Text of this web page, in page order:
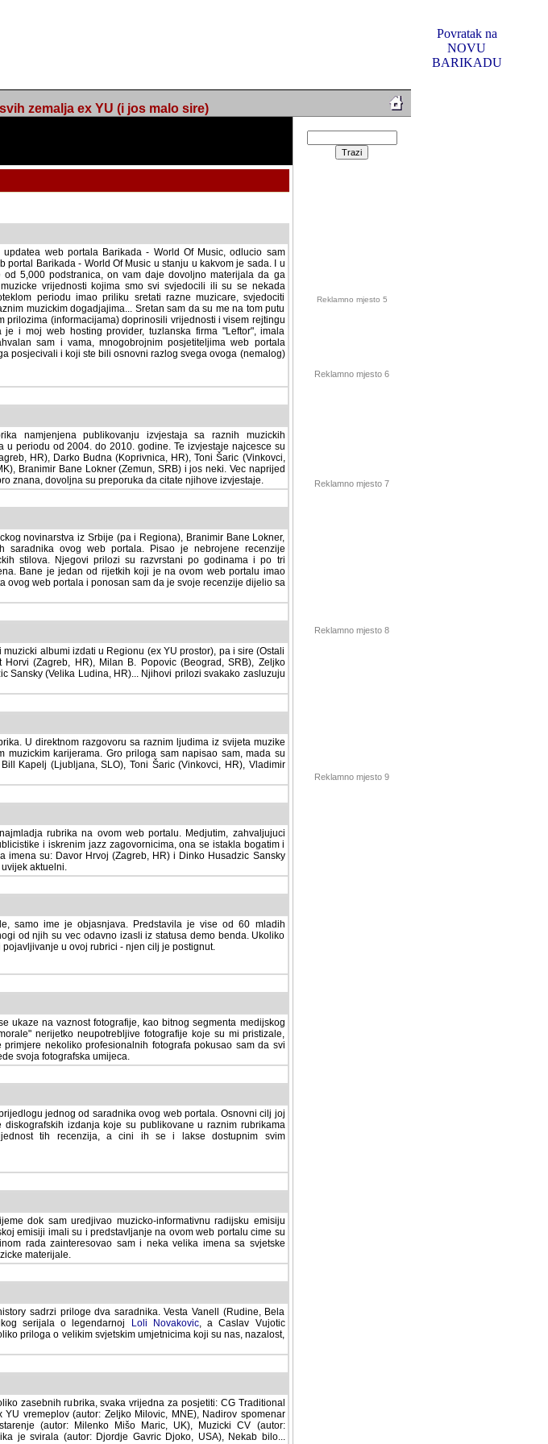
Povratak na
NOVU
BARIKADU
zemalja ex YU (i jos malo sire)
updatea web portala Barikada - World Of Music, odlucio sam
portal Barikada - World Of Music u stanju u kakvom je sada. I u
od 5,000 podstranica, on vam daje dovoljno materijala da ga
vrijednosti kojima smo svi svjedocili ili su se nekada desile.
imao priliku sretati razne muzicare, svjedociti njihovim
dogadjajima... Sretan sam da su me na tom putu pratili
(informacijama) doprinosili vrijednosti i visem rejtingu ovog
web hosting provider, tuzlanska firma "Leftor", imala
sam i vama, mnogobrojnim posjetiteljima web portala
posjecivali i koji ste bili osnovni razlog svega ovoga (nemalog)
namjenjena publikovanju izvjestaja sa raznih muzickih
u periodu od 2004. do 2010. godine. Te izvjestaje najcesce su
HR), Darko Budna (Koprivnica, HR), Toni Šaric (Vinkovci,
Branimir Bane Lokner (Zemun, SRB) i jos neki. Vec naprijed
znana, dovoljna su preporuka da citate njihove izvjestaje.
novinarstva iz Srbije (pa i Regiona), Branimir Bane Lokner,
ovog web portala. Pisao je nebrojene recenzije muzickih
Njegovi prilozi su razvrstani po godinama i po tri osnovne
od rijetkih koji je na ovom web portalu imao svoju rubriku.
i ponosan sam da je svoje recenzije dijelio sa svima vama,
albumi izdati u Regionu (ex YU prostor), pa i sire (Ostali
(Zagreb, HR), Milan B. Popovic (Beograd, SRB), Zeljko Milovic
(Velika Ludina, HR)... Njihovi prilozi svakako zasluzuju da se
U direktnom razgovoru sa raznim ljudima iz svijeta muzike
karijerama. Gro priloga sam napisao sam, mada su
Kapelj (Ljubljana, SLO), Toni Šaric (Vinkovci, HR), Vladimir
rubrika na ovom web portalu. Medjutim, zahvaljujuci veliki
i iskrenim jazz zagovornicima, ona se istakla bogatim i
imena su: Davor Hrvoj (Zagreb, HR) i Dinko Husadzic Sansky
aktuelni.
samo ime je objasnjava. Predstavila je vise od 60 mladih
od njih su vec odavno izasli iz statusa demo benda. Ukoliko im
u ovoj rubrici - njen cilj je postignut.
ukaze na vaznost fotografije, kao bitnog segmenta medijskog
nerijetko neupotrebljive fotografije koje su mi pristizale,
nekoliko profesionalnih fotografa pokusao sam da svi
svoja fotografska umijeca.
jednog od saradnika ovog web portala. Osnovni cilj joj
izdanja koje su publikovane u raznim rubrikama
tih recenzija, a cini ih se i lakse dostupnim svim
dok sam uredjivao muzicko-informativnu radijsku emisiju
emisiji imali su i predstavljanje na ovom web portalu cime su
rada zainteresovao sam i neka velika imena sa svjetske
materijale.
sadrzi priloge dva saradnika. Vesta Vanell (Rudine, Bela
serijala o legendarnoj
Loli Novakovic, a Caslav Vujotic
priloga o velikim svjetskim umjetnicima koji su nas, nazalost,
zasebnih rubrika, svaka vrijedna za posjetiti: CG Traditional
YU vremeplov (autor: Zeljko Milovic, MNE), Nadirov spomenar
(autor: Milenko Mišo Maric, UK), Muzicki CV (autor: Dragutin
(autor: Djordje Gavric Djoko, USA), Nekab bilo... (autor: